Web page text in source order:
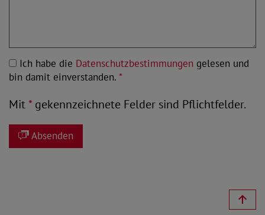
Ich habe die Datenschutzbestimmungen gelesen und
bin damit einverstanden. *
Mit*gekennzeichnete Felder sind Pflichtfelder.
Absenden